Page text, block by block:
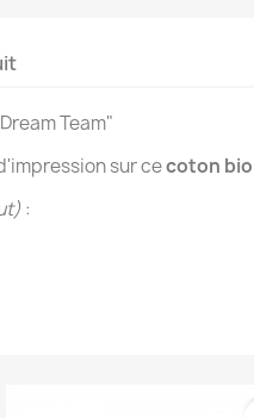
Team"
sur cecoton bio
: